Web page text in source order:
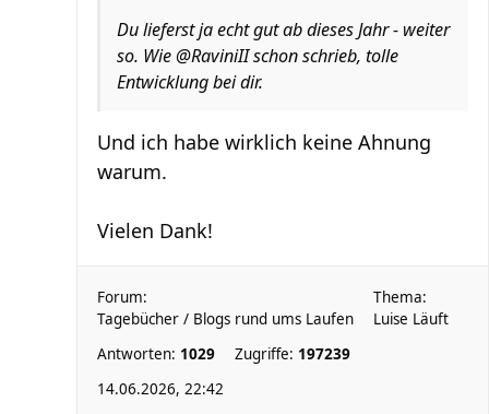
Du lieferst ja echt gut ab dieses Jahr - weiter
so. Wie @RaviniII schon schrieb, tolle
Entwicklung bei dir.
Und ich habe wirklich keine Ahnung
warum.
Vielen Dank!
Forum:
Tagebücher / Blogs rund ums Laufen
Thema:
Luise Läuft
Antworten: 1029 Zugriffe: 197239
14.06.2026, 22:42